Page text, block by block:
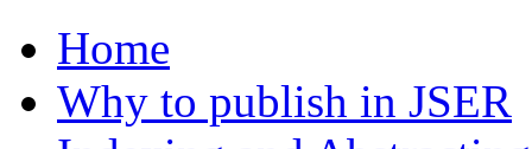
Home
Why to publish in JSER